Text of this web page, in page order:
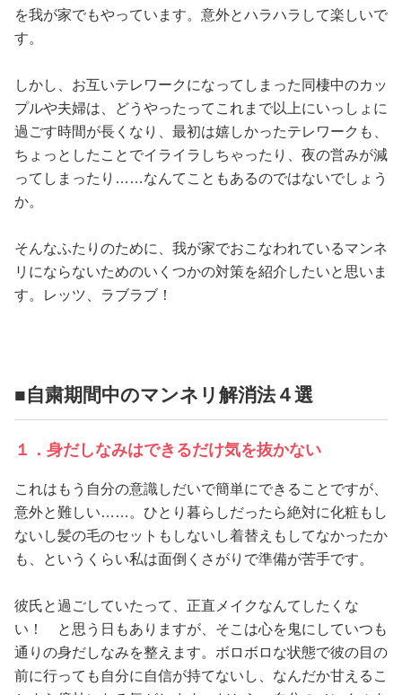
を我が家でもやっています。意外とハラハラして楽しいで
す。
しかし、お互いテレワークになってしまった同棲中のカッ
プルや夫婦は、どうやったってこれまで以上にいっしょに
過ごす時間が長くなり、最初は嬉しかったテレワークも、
ちょっとしたことでイライラしちゃったり、夜の営みが減
ってしまったり……なんてこともあるのではないでしょう
か。
そんなふたりのために、我が家でおこなわれているマンネ
リにならないためのいくつかの対策を紹介したいと思いま
す。レッツ、ラブラブ！
■自粛期間中のマンネリ解消法４選
１．身だしなみはできるだけ気を抜かない
これはもう自分の意識しだいで簡単にできることですが、
意外と難しい……。ひとり暮らしだったら絶対に化粧もし
ないし髪の毛のセットもしないし着替えもしてなかったか
も、というくらい私は面倒くさがりで準備が苦手です。
彼氏と過ごしていたって、正直メイクなんてしたくな
い！ と思う日もありますが、そこは心を鬼にしていつも
通りの身だしなみを整えます。ボロボロな状態で彼の目の
前に行っても自分に自信が持てないし、なんだか甘えるこ